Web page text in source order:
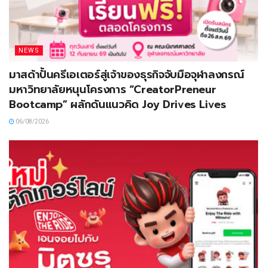
NEWS
มาสด้าปั้นครีเอเตอร์สู่เจ้าของธุรกิจจับมือจุฬาลงกรณ์
มหาวิทยาลัยหนุนโครงการ “CreatorPreneur
Bootcamp” ผลักดันแนวคิด Joy Drives Lives
06/08/2026